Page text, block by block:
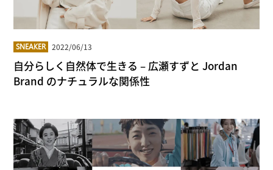
SNEAKER 2022/06/13
自分らしく自然体で生きる – 広瀬すずと Jordan
Brand のナチュラルな関係性